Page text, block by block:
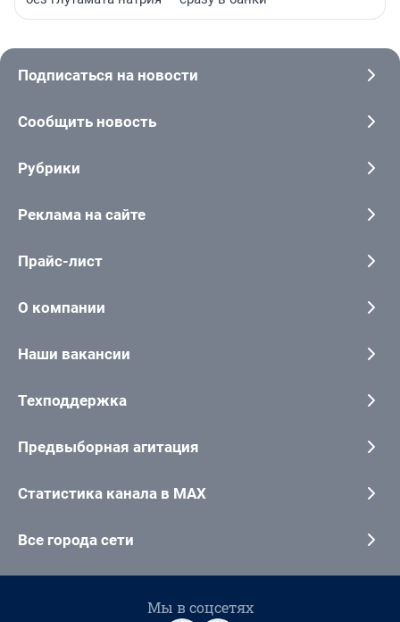
Подписаться на новости
Сообщить новость
Рубрики
Реклама на сайте
Прайс-лист
О компании
Наши вакансии
Техподдержка
Предвыборная агитация
Статистика канала в MAX
Все города сети
Мы в соцсетях